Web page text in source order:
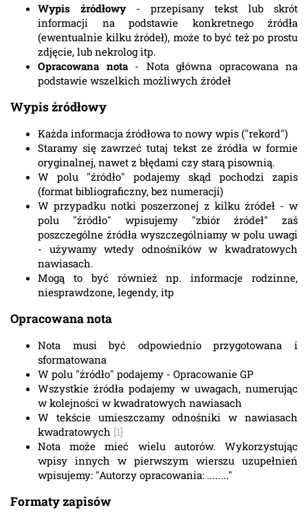
Wypis źródłowy- przepisany tekst lub skrót
informacji na podstawie konkretnego źródła
(ewentualnie kilku źródeł), może to być też po prostu
zdjęcie, lub nekrolog itp.
Opracowana nota- Nota główna opracowana na
podstawie wszelkich możliwych źródeł
Wypis źródłowy
Każda informacja źródłowa to nowy wpis ("rekord")
Staramy się zawrzeć tutaj tekst ze źródła w formie
oryginalnej, nawet z błędami czy starą pisownią.
W polu "źródło" podajemy skąd pochodzi zapis
(format bibliograficzny, bez numeracji)
W przypadku notki poszerzonej z kilku źródeł - w
polu "źródło" wpisujemy "zbiór źródeł" zaś
poszczególne źródła wyszczególniamy w polu uwagi
- używamy wtedy odnośników w kwadratowych
nawiasach.
Mogą to być również np. informacje rodzinne,
niesprawdzone, legendy, itp
Opracowana nota
Nota musi być odpowiednio przygotowana i
sformatowana
W polu "źródło" podajemy - Opracowanie GP
Wszystkie źródła podajemy w uwagach, numerując
w kolejności w kwadratowych nawiasach
W tekście umieszczamy odnośniki w nawiasach
kwadratowych [1]
Nota może mieć wielu autorów. Wykorzystując
wpisy innych w pierwszym wierszu uzupełnień
wpisujemy: "Autorzy opracowania: ........"
Formaty zapisów